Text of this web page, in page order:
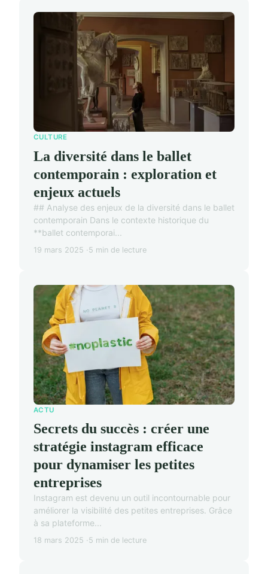
CULTURE
La diversité dans le ballet
contemporain : exploration et
enjeux actuels
## Analyse des enjeux de la diversité dans le ballet
contemporain Dans le contexte historique du
**ballet contemporai...
19 mars 2025 5 min de lecture
ACTU
Secrets du succès : créer une
stratégie instagram efficace
pour dynamiser les petites
entreprises
Instagram est devenu un outil incontournable pour
améliorer la visibilité des petites entreprises. Grâce
à sa plateforme...
18 mars 2025 5 min de lecture